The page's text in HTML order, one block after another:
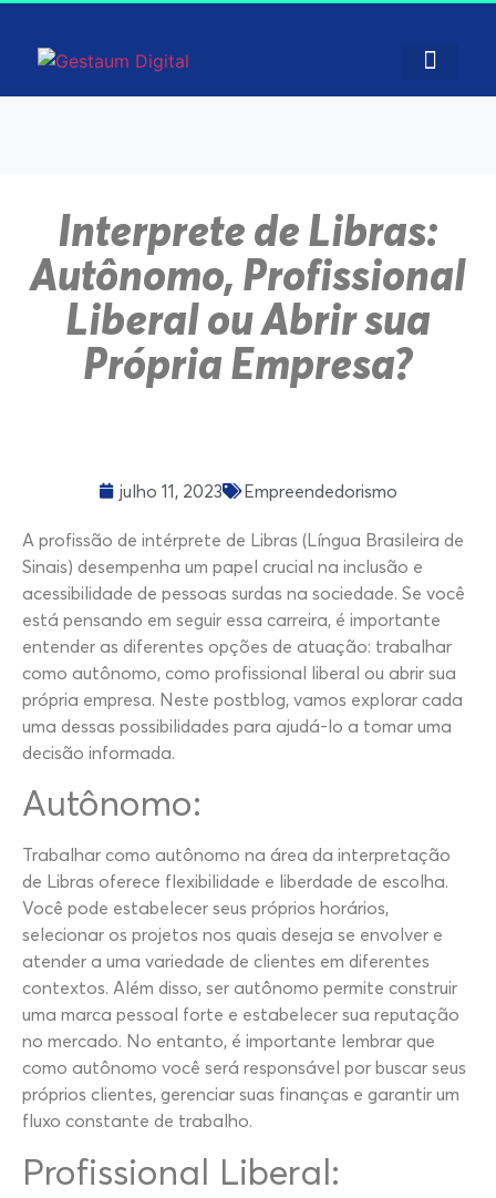
Interprete de Libras:
Autônomo, Profissional
Liberal ou Abrir sua
Própria Empresa?
julho 11, 2023 Empreendedorismo
A profissão de intérprete de Libras (Língua Brasileira de
Sinais) desempenha um papel crucial na inclusão e
acessibilidade de pessoas surdas na sociedade. Se você
está pensando em seguir essa carreira, é importante
entender as diferentes opções de atuação: trabalhar
como autônomo, como profissional liberal ou abrir sua
própria empresa. Neste postblog, vamos explorar cada
uma dessas possibilidades para ajudá-lo a tomar uma
decisão informada.
Autônomo:
Trabalhar como autônomo na área da interpretação
de Libras oferece flexibilidade e liberdade de escolha.
Você pode estabelecer seus próprios horários,
selecionar os projetos nos quais deseja se envolver e
atender a uma variedade de clientes em diferentes
contextos. Além disso, ser autônomo permite construir
uma marca pessoal forte e estabelecer sua reputação
no mercado. No entanto, é importante lembrar que
como autônomo você será responsável por buscar seus
próprios clientes, gerenciar suas finanças e garantir um
fluxo constante de trabalho.
Profissional Liberal: